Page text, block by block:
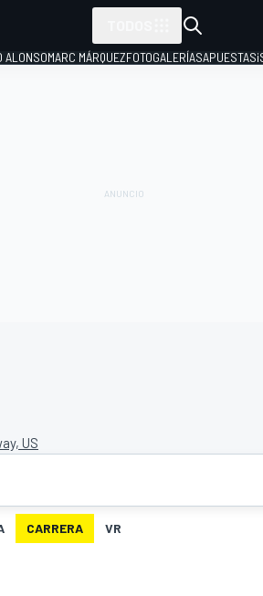
ALONSOMARC MÁRQUEZFOTOGALERÍASAPUESTAS
US
CARRERA VR